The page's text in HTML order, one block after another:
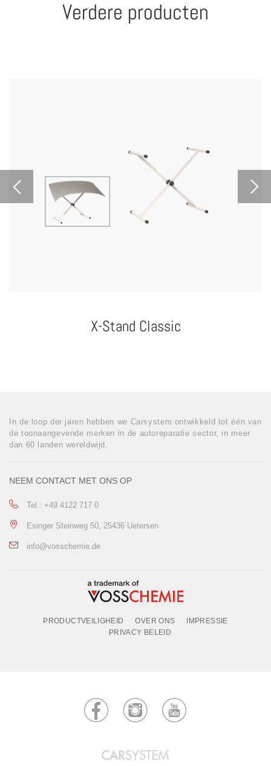
Verdere producten
X-Stand Classic
In de loop der jaren hebben we Carsystem ontwikkeld tot één van
de toonaangevende merken in de autoreparatie sector, in meer
dan 60 landen wereldwijd.
NEEM CONTACT MET ONS OP
Tel.: +49 4122 717 0
Esinger Steinweg 50, 25436 Uetersen
info@vosschemie.de
PRODUCTVEILIGHEID OVER ONS
IMPRESSIE
PRIVACY BELEID